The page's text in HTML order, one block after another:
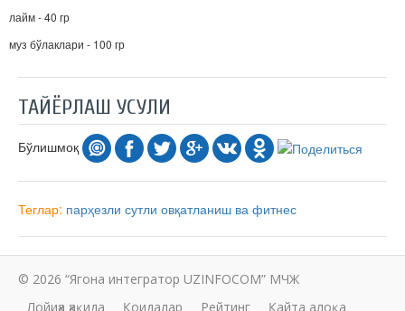
лайм - 40 гр
муз бўлаклари - 100 гр
ТАЙЁРЛАШ УСУЛИ
Бўлишмоқ
Теглар: парҳезли сутли овқатланиш ва фитнес
© 2026 “Ягона интегратор UZINFOCOM” МЧЖ
Лойиҳа ҳақида
Қоидалар Рейтинг Қайта алоқа